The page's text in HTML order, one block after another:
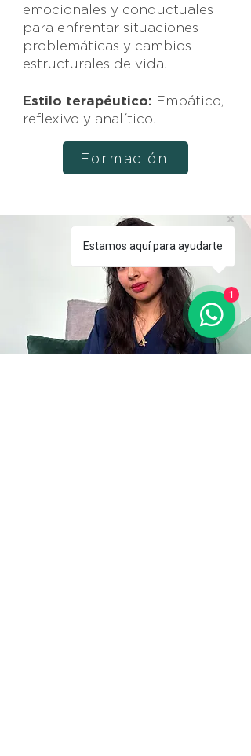
emocionales y conductuales
para enfrentar situaciones
problemáticas y cambios
estructurales de vida.
Estilo terapéutico: Empático,
reflexivo y analítico.
Formación
Estamos aquí para ayudarte
1